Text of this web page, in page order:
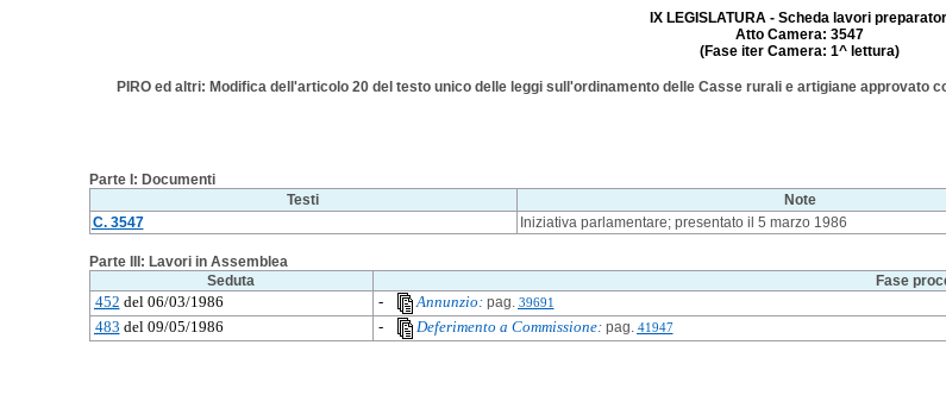
IX LEGISLATURA - Scheda lavori
Atto Camera: 3547
(Fase iter Camera: 1^ lettura)
PIRO ed altri: Modifica dell'articolo 20 del testo unico delle leggi sull'ordinamento delle Casse rurali e artigiane approvato
Parte I: Documenti
Testi
Note
C. 3547
Iniziativa parlamentare; presentato il 5 marzo 1986
Parte III: Lavori in Assemblea
Seduta
Fase
452 del 06/03/1986 - Annunzio:pag. 39691
483 del 09/05/1986 - Deferimento a Commissione:pag. 41947